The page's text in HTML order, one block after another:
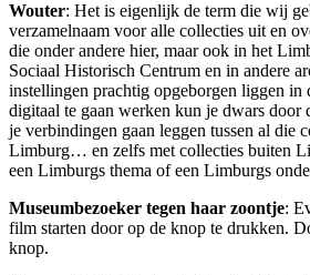
Wouter: Het is eigenlijk de term die wij
verzamelnaam voor alle collecties uit en
die onder andere hier, maar ook in het
Sociaal Historisch Centrum en in andere
instellingen prachtig opgeborgen liggen in
digitaal te gaan werken kun je dwars door
je verbindingen gaan leggen tussen al die
Limburg… en zelfs met collecties buiten
een Limburgs thema of een Limburgs
Museumbezoeker tegen haar zoontje:
film starten door op de knop te drukken.
knop.